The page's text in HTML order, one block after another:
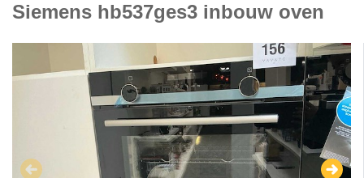
Siemens hb537ges3 inbouw oven